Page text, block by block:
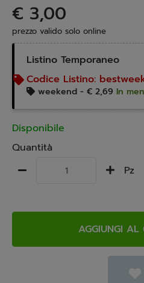
€ 3,00
prezzo valido solo online
Listino Temporaneo
Codice Listino:
weekend - € 2,69 In
Disponibile
Quantità
Pz
AGGIUNGI AL